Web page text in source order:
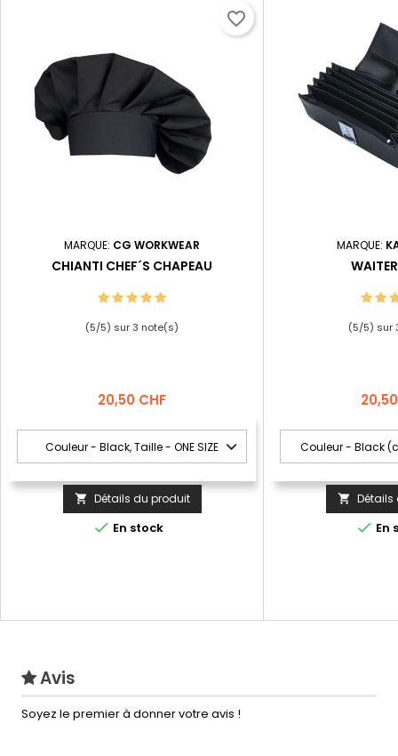
MARQUE: CG WORKWEAR
CHIANTI CHEF´S CHAPEAU
(5/5) sur3 note(s)
Prix
20,50 CHF
 Détails du produit
 En stock
favorite_border
MARQUE:
(5/5) sur
Prix
 Détails
 En
Avis
Soyez le premier à donner votre avis !